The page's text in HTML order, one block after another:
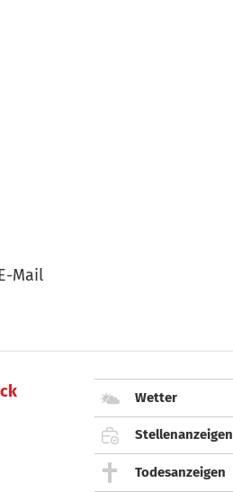
Mail
Wetter
Stellenanzeigen
Todesanzeigen